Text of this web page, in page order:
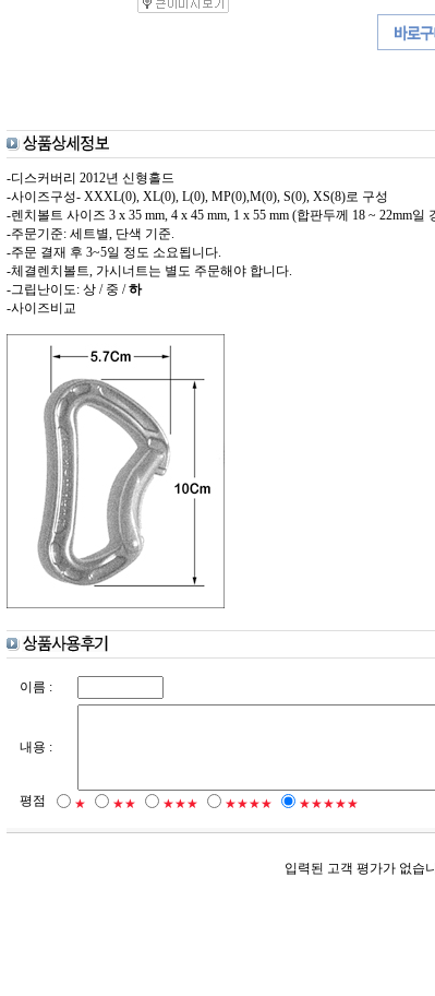
-디스커버리 2012년 신형홀드
-사이즈구성- XXXL(0), XL(0), L(0), MP(0),M(0), S(0), XS(8)로 구성
-렌치볼트 사이즈 3 x 35 mm, 4 x 45 mm, 1 x 55 mm (합판두께 18 ~ 22mm일
-주문기준: 세트별, 단색 기준.
-주문 결재 후 3~5일 정도 소요됩니다.
-체결렌치볼트, 가시너트는 별도 주문해야 합니다.
-그립난이도: 상 / 중 /하
-사이즈비교
이름 :
내용 :
평점 ★ ★★ ★★★ ★★★★ ★★★★★
입력된 고객 평가가 없습